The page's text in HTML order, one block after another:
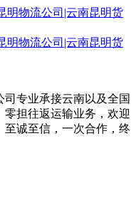
专业承接云南以及全国
担往返运输业务，欢迎
至诚至信，一次合作，终